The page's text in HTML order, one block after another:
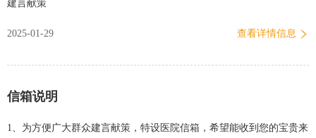
系协调办公室地点：新街口院区医疗行政楼一层/回龙观院区住院楼一
50963721；0…
建言献策
2025-01-29 查看详情信息
信箱说明
1、为方便广大群众建言献策，特设医院信箱，希望能收到您的宝贵来